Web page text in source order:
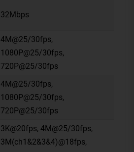
32Mbps
4M@25/30fps,
1080P@25/30fps,
720P@25/30fps
4M@25/30fps,
1080P@25/30fps,
720P@25/30fps
3K@20fps, 4M@25/30fps,
3M(ch1&2&3&4)@18fps,